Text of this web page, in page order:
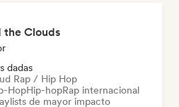
the Clouds
dadas
Rap / Hip Hop
HopHip-hopRap internacional
de mayor impacto